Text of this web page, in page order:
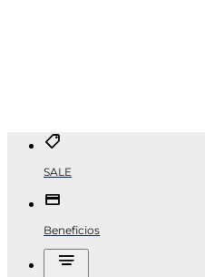
SALE
Beneficios